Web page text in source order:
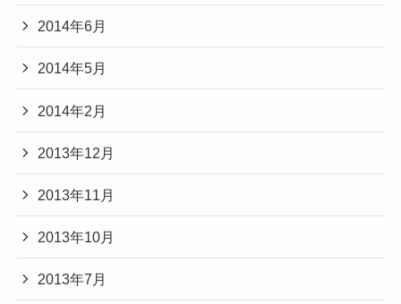
2014年6月
2014年5月
2014年2月
2013年12月
2013年11月
2013年10月
2013年7月